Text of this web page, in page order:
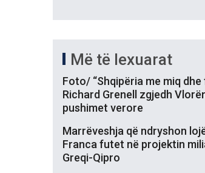
Më të lexuarat
Foto/ “Shqipëria me miq dhe
Richard Grenell zgjedh
pushimet verore
Marrëveshja që ndryshon
Franca futet në projektin
Greqi-Qipro